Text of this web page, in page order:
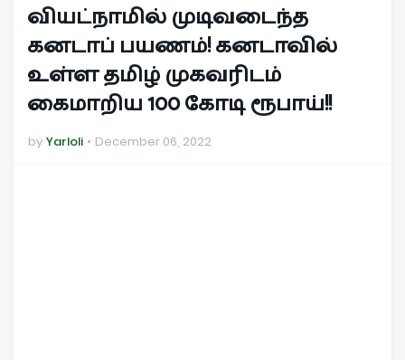
வியட்நாமில் முடிவடைந்த
கனடாப் பயணம்! கனடாவில்
உள்ள தமிழ் முகவரிடம்
கைமாறிய 100 கோடி ரூபாய்!!
by Yarloli December 06, 2022